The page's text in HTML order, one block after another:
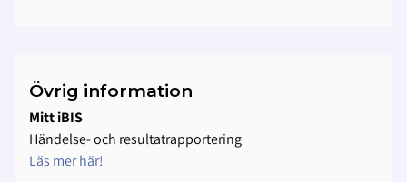
Övrig information
Mitt iBIS
Händelse- och resultatrapportering
Läs mer här!